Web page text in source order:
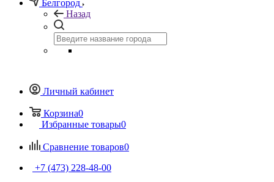
Белгород
Назад
Личный кабинет
Корзина0
Избранные товары0
Сравнение товаров0
+7 (473) 228-48-00